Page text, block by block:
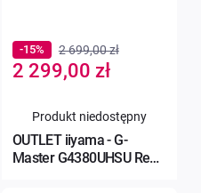
OUTLET iiyama - G-
Master G4380UHSU Red
Special
Price
2 299,00 zł
-15% 2 699,00 zł
Produkt niedostępny